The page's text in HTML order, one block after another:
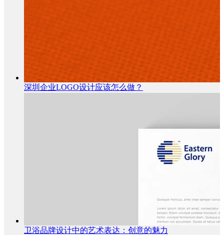
深圳企业LOGO设计应该怎么做？
卫浴品牌设计中的艺术表达：创意的魅力